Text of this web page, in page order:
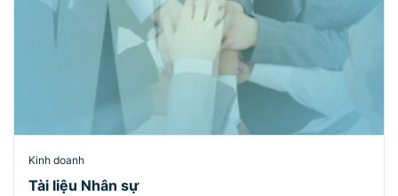
Kinh doanh
Tài liệu Nhân sự